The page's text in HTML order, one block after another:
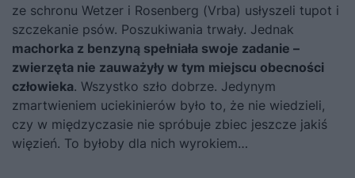
ze schronu Wetzer i Rosenberg (Vrba) usłyszeli tupot i
szczekanie psów. Poszukiwania trwały. Jednak
machorka z benzyną spełniała swoje zadanie –
zwierzęta nie zauważyły w tym miejscu obecności
człowieka. Wszystko szło dobrze. Jedynym
zmartwieniem uciekinierów było to, że nie wiedzieli,
czy w międzyczasie nie spróbuje zbiec jeszcze jakiś
więzień. To byłoby dla nich wyrokiem…